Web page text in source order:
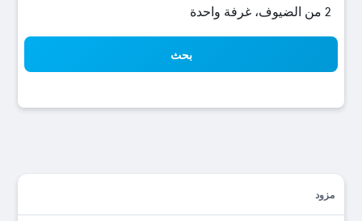
2 من الضيوف، غرفة واحدة
بحث
مزود